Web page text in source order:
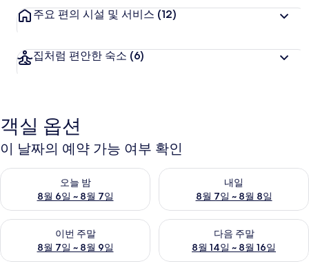
주요 편의 시설 및 서비스 (12)
집처럼 편안한 숙소 (6)
객실 옵션
이 날짜의 예약 가능 여부 확인
오늘 밤
8월 6일 ~ 8월 7일
오늘 밤 예약 가능 여부 확인, 8월 6일 ~ 8월 7일
내일
8월 7일 ~ 8월 8일
내일 예약 가능 여부 확인, 8월
이번 주말
8월 7일 ~ 8월 9일
이번 주말 예약 가능 여부 확인, 8월 7일 ~ 8월 9일
다음 주말
8월 14일 ~ 8월 16일
다음 주말 예약 가능 여부 확인,